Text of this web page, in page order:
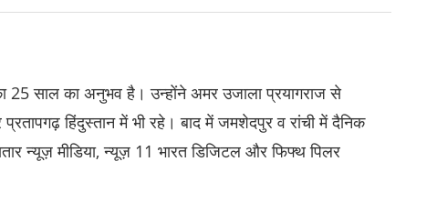
25 साल का अनुभव है। उन्होंने अमर उजाला प्रयागराज से
हिंदुस्तान में भी रहे। बाद में जमशेदपुर व रांची में दैनिक
न्यूज़ मीडिया, न्यूज़ 11 भारत डिजिटल और फिफ्थ पिलर